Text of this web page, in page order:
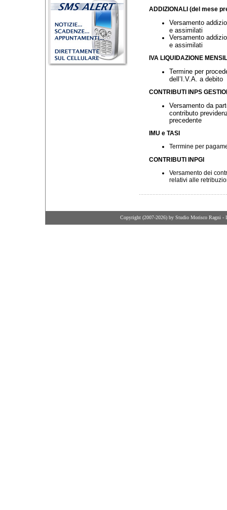
ADDIZIONALI (del mese
Versamento
e assimilati
Versamento
e assimilati
IVA LIQUIDAZIONE
Termine per
dell’I.V.A. a debito
CONTRIBUTI INPS
Versamento da
contributo
precedente
IMU e TASI
Terrmine per
CONTRIBUTI INPGI
Versamento dei
relativi alle
Copyright (2007-2026) by Studio Morisco Ragni